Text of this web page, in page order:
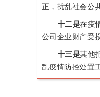
正，扰乱社会公
十二是在疫
公司企业财产受
十三是其他
乱疫情防控处置